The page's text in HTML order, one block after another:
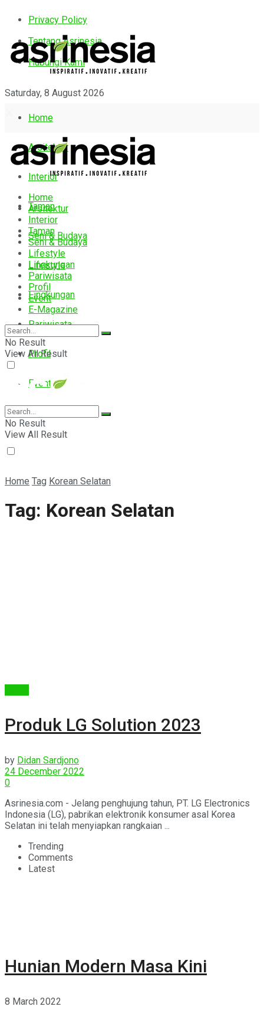
Privacy Policy
Tentang Asrinesia
Hubungi Kami
Saturday, 8 August 2026
Home
Arsitektur
Interior
Taman
Seni & Budaya
Lifestyle
Lingkungan
Pariwisata
Profil
Event
E-Magazine
Home
Arsitektur
Interior
Taman
Seni & Budaya
Lifestyle
Lingkungan
Pariwisata
Profil
Event
E-Magazine
No Result
View All Result
No Result
View All Result
Home Tag Korean Selatan
Tag: Korean Selatan
Produk LG Solution 2023
by Didan Sardjono
24 December 2022
0
Asrinesia.com - Jelang penghujung tahun, PT. LG Electronics
Indonesia (LG), pabrikan elektronik konsumer asal Korea
Selatan ini telah menyiapkan rangkaian ...
Trending
Comments
Latest
Hunian Modern Masa Kini
8 March 2022